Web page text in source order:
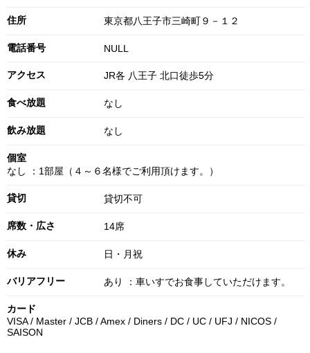
住所 東京都八王子市三崎町９－１２
電話番号 NULL
アクセス JR各 八王子 北口徒歩5分
食べ放題 なし
飲み放題 なし
個室
なし ：1部屋（４～６名様でご利用頂けます。）
貸切 貸切不可
席数・広さ 14席
休み 日・月祝
バリアフリー あり ：車いすでお食事していただけます。
カード
VISA / Master / JCB / Amex / Diners / DC / UC / UFJ / NICOS /
SAISON